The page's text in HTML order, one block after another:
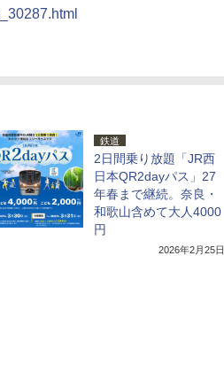
鉄道
2日間乗り放題「JR西
日本QR2dayパス」27
年春まで継続。奈良・
和歌山含めて大人4000
円
2026年2月25日